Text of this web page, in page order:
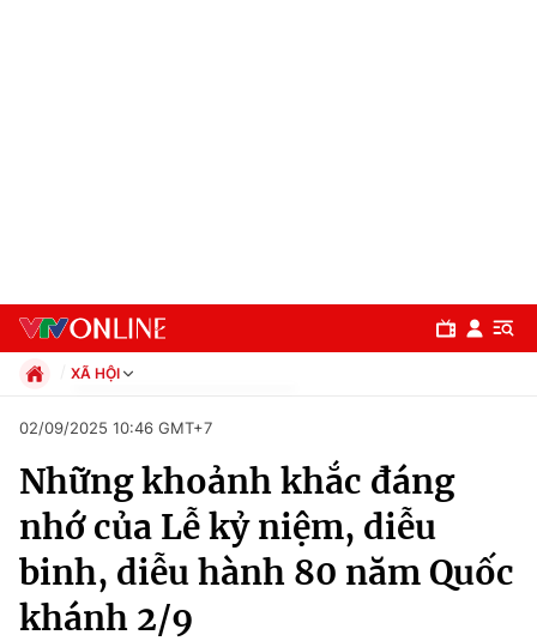
Chuyên mục
Chính trị
Xã hội
XÃ HỘI
Xã hội
Pháp luật
Kinh tế
Thể thao
Truyền hình
Văn hóa - Giải trí
Y tế
02/09/2025 10:46 GMT+7
Những khoảnh khắc đáng
nhớ của Lễ kỷ niệm, diễu
binh, diễu hành 80 năm Quốc
khánh 2/9